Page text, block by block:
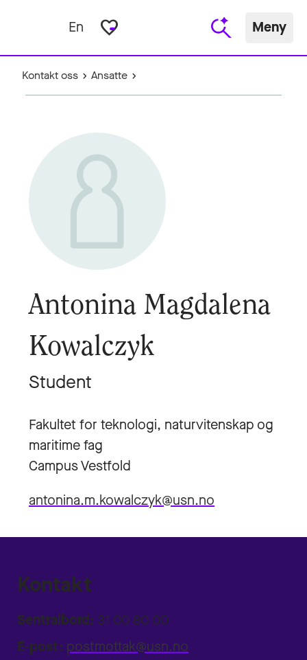
En favorite_border Meny
Kontakt oss Ansatte
Antonina Magdalena
Kowalczyk
Student
Fakultet for teknologi, naturvitenskap og
maritime fag
Campus Vestfold
antonina.m.kowalczyk@usn.no
Kontakt
Sentralbord: 31 00 80 00
E-post: postmottak@usn.no